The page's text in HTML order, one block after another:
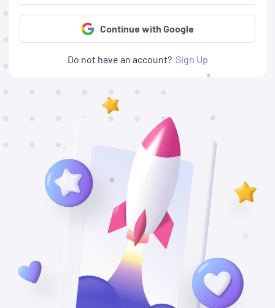
Continue with Google
Do not have an account? Sign Up